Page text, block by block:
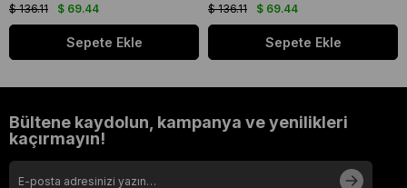
$ 69.44
$ 136.11
Sepete Ekle
$ 69.44
$ 136.11
Sepete Ekle
Bültene kaydolun, kampanya ve yenilikleri
kaçırmayın!